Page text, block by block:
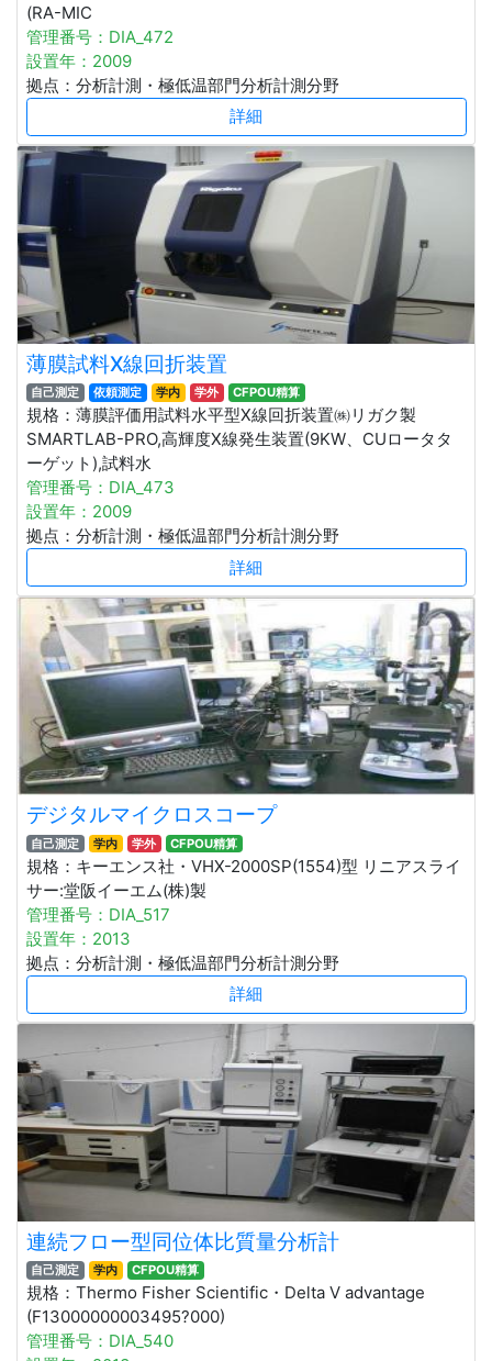
(RA-MIC
管理番号：DIA_472
設置年：2009
拠点：分析計測・極低温部門分析計測分野
詳細
薄膜試料X線回折装置
自己測定 依頼測定 学内 学外 CFPOU精算
規格：薄膜評価用試料水平型X線回折装置㈱リガク製
SMARTLAB-PRO,高輝度X線発生装置(9KW、CUロータタ
ーゲット),試料水
管理番号：DIA_473
設置年：2009
拠点：分析計測・極低温部門分析計測分野
詳細
デジタルマイクロスコープ
自己測定 学内 学外 CFPOU精算
規格：キーエンス社・VHX-2000SP(1554)型 リニアスライ
サー:堂阪イーエム(株)製
管理番号：DIA_517
設置年：2013
拠点：分析計測・極低温部門分析計測分野
詳細
連続フロー型同位体比質量分析計
自己測定 学内 CFPOU精算
規格：Thermo Fisher Scientific・Delta V advantage
(F13000000003495?000)
管理番号：DIA_540